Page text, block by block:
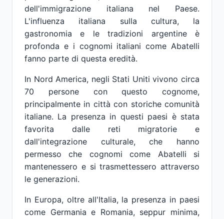
dell'immigrazione italiana nel Paese.
L'influenza italiana sulla cultura, la
gastronomia e le tradizioni argentine è
profonda e i cognomi italiani come Abatelli
fanno parte di questa eredità.
In Nord America, negli Stati Uniti vivono circa
70 persone con questo cognome,
principalmente in città con storiche comunità
italiane. La presenza in questi paesi è stata
favorita dalle reti migratorie e
dall'integrazione culturale, che hanno
permesso che cognomi come Abatelli si
mantenessero e si trasmettessero attraverso
le generazioni.
In Europa, oltre all'Italia, la presenza in paesi
come Germania e Romania, seppur minima,